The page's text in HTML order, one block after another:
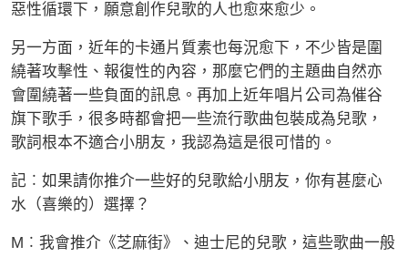
惡性循環下，願意創作兒歌的人也愈來愈少。
另一方面，近年的卡通片質素也每況愈下，不少皆是圍
繞著攻擊性、報復性的內容，那麼它們的主題曲自然亦
會圍繞著一些負面的訊息。再加上近年唱片公司為催谷
旗下歌手，很多時都會把一些流行歌曲包裝成為兒歌，
歌詞根本不適合小朋友，我認為這是很可惜的。
記︰如果請你推介一些好的兒歌給小朋友，你有甚麼心
水（喜樂的）選擇？
M︰我會推介《芝麻街》、迪士尼的兒歌，這些歌曲一般